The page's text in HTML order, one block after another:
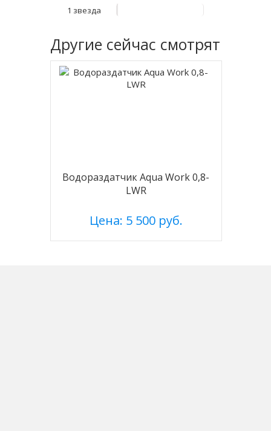
1 звезда
Другие сейчас смотрят
Водораздатчик Aqua Work 0,8-
LWR
Цена: 5 500 руб.